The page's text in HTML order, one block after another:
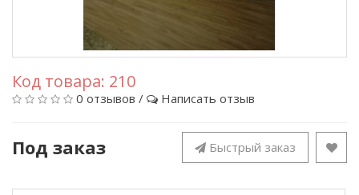
Код товара: 210
0 отзывов / Написать отзыв
Под заказ Быстрый заказ